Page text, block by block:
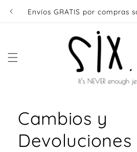
directamente
Envíos GRATIS por compras
Cambios y
Devoluciones